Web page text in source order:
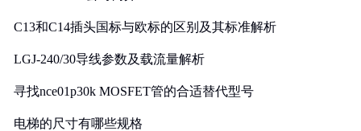
C13和C14插头国标与欧标的区别及其标准解析
LGJ-240/30导线参数及载流量解析
寻找nce01p30k MOSFET管的合适替代型号
电梯的尺寸有哪些规格